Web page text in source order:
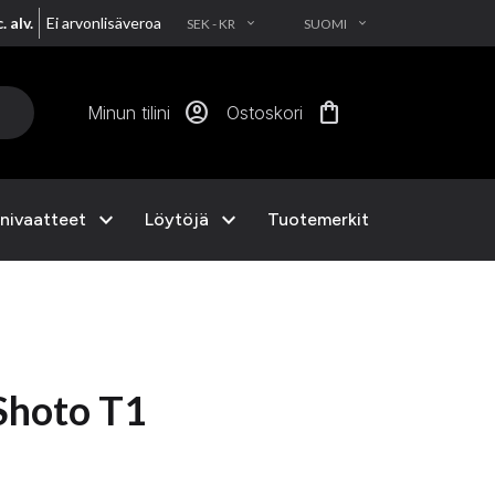
alv. Ei arvonlisäveroa SEK - KR EXPAND_MORE SUOMI EXPAND_MORE
Minun tilini account_circle Ostoskori shopping_bag
expand_more Löytöjä expand_more Tuotemerkit
T1